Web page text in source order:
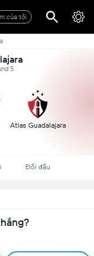
của tôi
5
Atlas Guadalajara
Đối đầu